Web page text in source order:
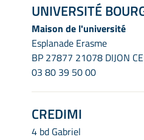
UNIVERSITÉ
Maison de l'université
Esplanade Erasme
BP 27877 21078 DIJON
03 80 39 50 00
CREDIMI
4 bd Gabriel